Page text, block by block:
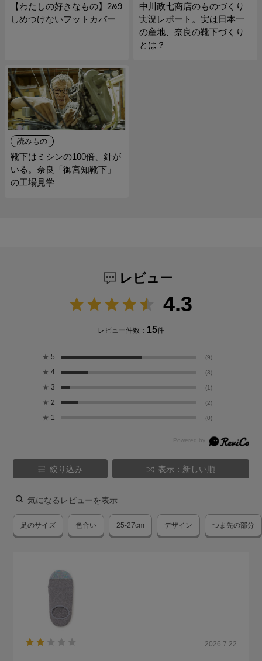
【わたしの好きなもの】2&9
しめつけないフットカバー
中川政七商店のものづくり
実況レポート。実は日本一
の産地、奈良の靴下づくり
とは？
読みもの
靴下はミシンの100倍、針が
いる。奈良「御宮知靴下」
の工場見学
レビュー
4.3
レビュー件数： 15件
★ 5 (9)
★ 4 (3)
★ 3 (1)
★ 2 (2)
★ 1 (0)
絞り込み 表示：新しい順
気になるレビューを表示
足のサイズ 色合い 25-27cm デザイン つま先の部分
2026.7.22